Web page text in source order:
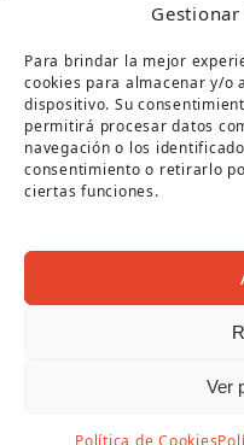
Para brindar la mejor
cookies para almacenar y/o
dispositivo. Su
permitirá procesar datos
navegación o los
consentimiento o retirarlo
ciertas funciones.
Ver
Política de Cookies
Página cofinanciada
Copyright Oficina
Aviso Legal|